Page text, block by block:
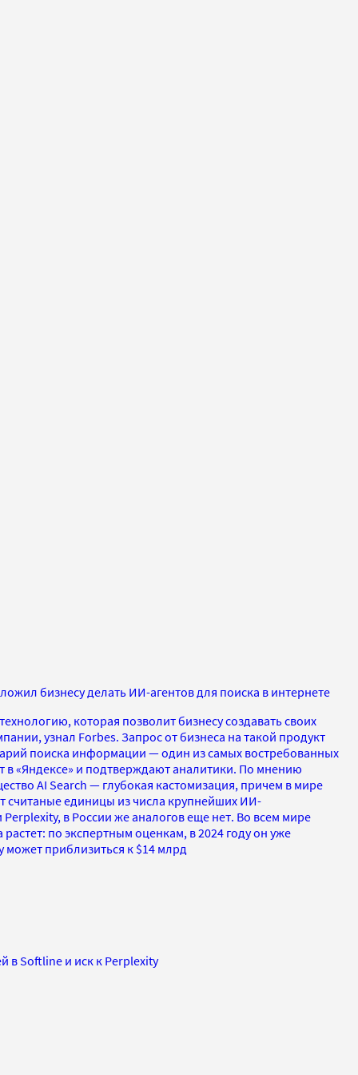
бизнесу делать ИИ-агентов для поиска в интернете
которая позволит бизнесу создавать своих
узнал Forbes. Запрос от бизнеса на такой продукт
поиска информации — один из самых востребованных
«Яндексе» и подтверждают аналитики. По мнению
AI Search — глубокая кастомизация, причем в мире
считаные единицы из числа крупнейших ИИ-
в России же аналогов еще нет. Во всем мире
по экспертным оценкам, в 2024 году он уже
может приблизиться к $14 млрд
в Softline и иск к Perplexity